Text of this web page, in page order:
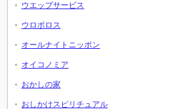
ウエッブサービス
ウロボロス
オールナイトニッポン
オイコノミア
おかしの家
おしかけスピリチュアル